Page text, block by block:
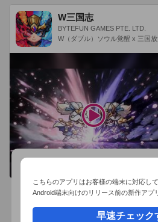
----------
アプリが起動しない方は、一度、本
らくたってから、再起動。
  その後、当アプリを起動してみてください。
  本体が不安定な状態の場合、アプリが起動しないことがあり
ますので、お試しください。
----------
W三国志
BYTEFUN GAMES PTE. LTD.
W（ダブル）ソウル覚醒 x 三国
おすすめ事前予約アプリ
こちらのアプリはお客様の端末に対応し
Android端末向けのリリース前の新作アプ
早速チェック